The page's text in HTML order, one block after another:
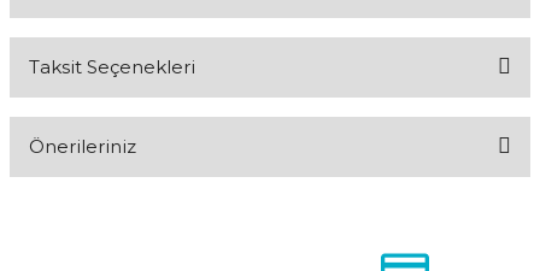
Taksit Seçenekleri
Önerileriniz